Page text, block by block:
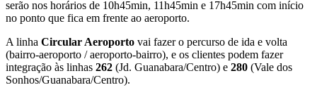
serão nos horários de 10h45min, 11h45min e 17h45min com início
no ponto que fica em frente ao aeroporto.
A linha Circular Aeroporto vai fazer o percurso de ida e volta
(bairro-aeroporto / aeroporto-bairro), e os clientes podem fazer
integração às linhas 262 (Jd. Guanabara/Centro) e 280 (Vale dos
Sonhos/Guanabara/Centro).